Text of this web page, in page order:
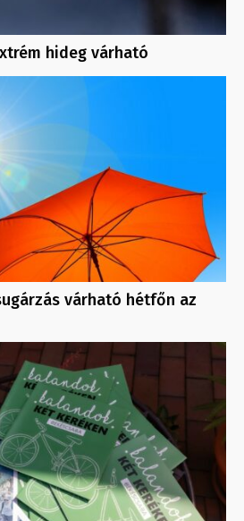
hideg várható
várható hétfőn az